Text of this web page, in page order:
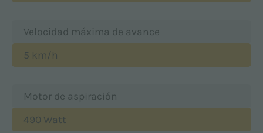
Velocidad máxima de avance
5 km/h
Motor de aspiración
490 Watt